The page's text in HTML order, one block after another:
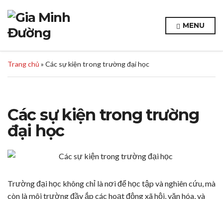
MENU
Trang chủ » Các sự kiện trong trường đại học
Các sự kiện trong trường
đại học
Trường đại học không chỉ là nơi để học tập và nghiên cứu, mà
còn là môi trường đầy ắp các hoạt động xã hội, văn hóa, và